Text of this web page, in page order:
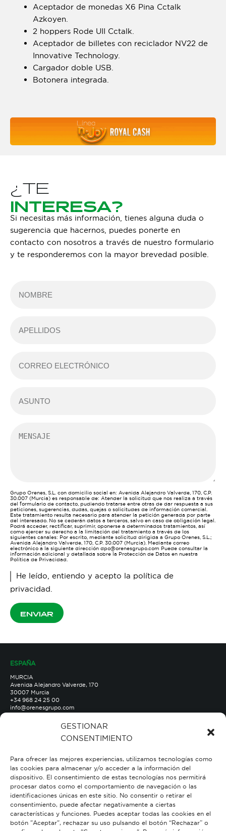
GESTIONAR
CONSENTIMIENTO
Para ofrecer las mejores experiencias, utilizamos tecnologías como
las cookies para almacenar y/o acceder a la información del
dispositivo. El consentimiento de estas tecnologías nos permitirá
procesar datos como el comportamiento de navegación o las
identificaciones únicas en este sitio. No consentir o retirar el
consentimiento, puede afectar negativamente a ciertas
características y funciones. Puedes aceptar todas las cookies en el
botón "Aceptar", rechazar su uso pulsando el botón “Rechazar” o
Aceptador de monedas X6 Pina Cctalk
Azkoyen.
2 hoppers Rode UII Cctalk.
Aceptador de billetes con reciclador NV22 de
Innovative Technology.
Cargador doble USB.
Botonera integrada.
¿TE
INTERESA?
Si necesitas más información, tienes alguna duda o
sugerencia que hacernos, puedes ponerte en
contacto con nosotros a través de nuestro formulario
y te responderemos con la mayor brevedad posible.
Grupo Orenes, S.L. con domicilio social en: Avenida Alejandro Valverde, 170, C.P.
30.007 (Murcia) es responsable de: Atender la solicitud que nos realiza a través
del formulario de contacto, pudiendo tratarse entre otras de dar respuesta a sus
peticiones, sugerencias, dudas, quejas o solicitudes de información comercial.
Este tratamiento resulta necesario para atender la petición generada por parte
del interesado. No se cederán datos a terceros, salvo en caso de obligación legal.
Podrá acceder, rectificar, suprimir, oponerse a determinados tratamientos, así
como ejercer su derecho a la limitación del tratamiento a través de los
siguientes canales: Por escrito, mediante solicitud dirigida a Grupo Orenes, S.L.;
Avenida Alejandro Valverde, 170, C.P. 30.007 (Murcia). Mediante correo
electrónico a la siguiente dirección dpo@orenesgrupo.com Puede consultar la
información adicional y detallada sobre la Protección de Datos en nuestra
Política de Privacidad.
He leído, entiendo y acepto la política de
privacidad.
ENVIAR
ESPAÑA
MURCIA
Avenida Alejandro Valverde, 170
30007 Murcia
+34 968 24 25 00
info@orenesgrupo.com
Hermanos Lumière, 10
Polígono Industrial «San Marcos II»
PARTNER
TRABAJA CON NOSOTROS
AYUDA